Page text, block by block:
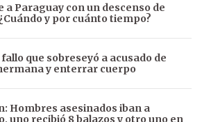
a Paraguay con un descenso de
y por cuánto tiempo?
que sobreseyó a acusado de
y enterrar cuerpo
Hombres asesinados iban a
uno recibió 8 balazos y otro uno en